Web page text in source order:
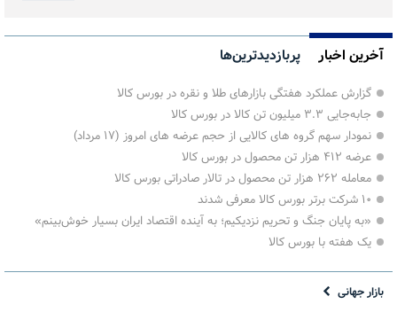
آخرین اخبار پربازدیدترین‌ها
گزارش عملکرد هفتگی بازارهای طلا و نقره در بورس کالا
جابه‌جایی ۳.۳ میلیون تن کالا در بورس کالا
نمودار سهم گروه های کالایی از حجم عرضه های امروز (۱۷ مرداد)
عرضه ۴۱۲ هزار تن محصول در بورس کالا
معامله ۲۶۲ هزار تن محصول در تالار صادراتی بورس کالا
۱۰ شرکت برتر بورس کالا معرفی شدند
«به پایان جنگ و تحریم نزدیکیم؛ به آینده اقتصاد ایران بسیار خوش‌بینم»
یک هفته با بورس کالا
بازار جهانی